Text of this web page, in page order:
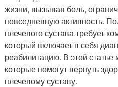
жизни, вызывая боль,
повседневную активность.
плечевого сустава требует
который включает в себя
реабилитацию. В этой
которые помогут вернуть
плечевому суставу.